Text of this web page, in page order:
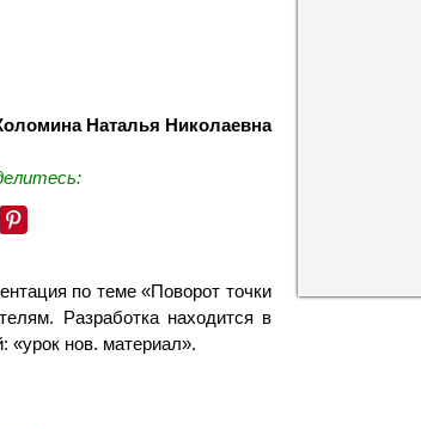
Наталья Николаевна
по теме «Поворот точки
Разработка находится в
«урок нов. материал».